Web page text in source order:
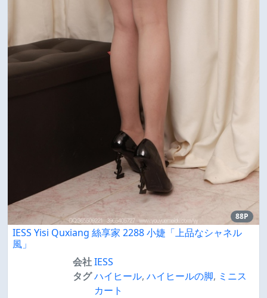
88P
IESS Yisi Quxiang 絲享家 2288 小婕「上品なシャネル
風」
会社IESS
タグハイヒール, ハイヒールの脚, ミニス
カート